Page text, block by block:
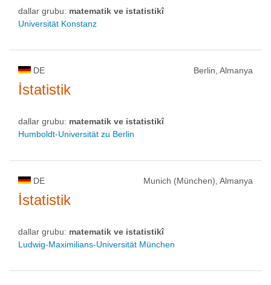
dallar grubu: matematik ve istatistikî
Universität Konstanz
DE Berlin, Almanya
İstatistik
dallar grubu: matematik ve istatistikî
Humboldt-Universität zu Berlin
DE Munich (München), Almanya
İstatistik
dallar grubu: matematik ve istatistikî
Ludwig-Maximilians-Universität München